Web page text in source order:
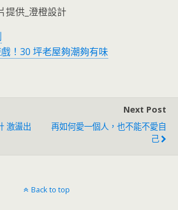
供_澄橙設計
！30 坪老屋夠潮夠有味
激盪出
Next Post
再如何愛一個人，也不能不愛自
己
Back to top